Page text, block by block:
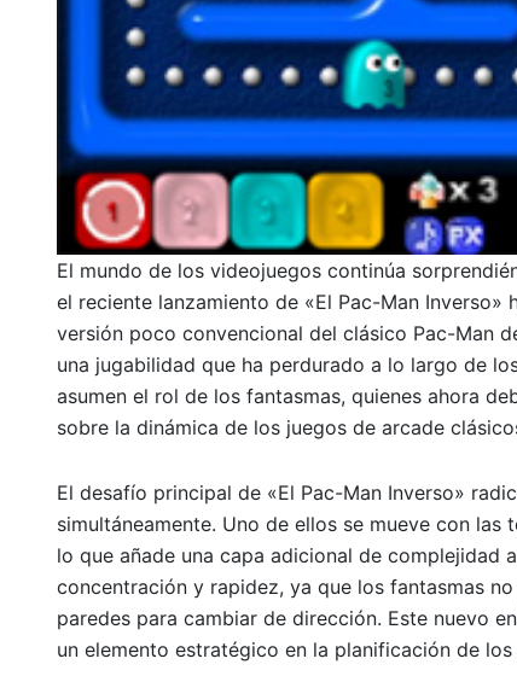
El mundo de los videojuegos continúa
el reciente lanzamiento de «El Pac-Man
versión poco convencional del clásico Pac-Man
una jugabilidad que ha perdurado a lo largo de
asumen el rol de los fantasmas, quienes ahora
sobre la dinámica de los juegos de arcade
El desafío principal de «El Pac-Man Inverso»
simultáneamente. Uno de ellos se mueve con
lo que añade una capa adicional de complejidad
concentración y rapidez, ya que los fantasmas
paredes para cambiar de dirección. Este nuevo
un elemento estratégico en la planificación de